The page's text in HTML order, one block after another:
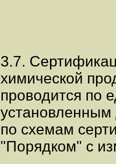
3.7.
химической
проводится по
по схемам
"Порядком" с